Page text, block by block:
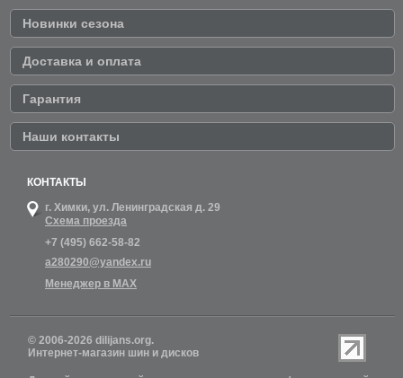
Новинки сезона
Доставка и оплата
Гарантия
Наши контакты
КОНТАКТЫ
г. Химки, ул. Ленинградская д. 29
Схема проезда
+7 (495) 662-58-82
a280290@yandex.ru
Менеджер в MAX
© 2006-2026 dilijans.org.
Интернет-магазин шин и дисков